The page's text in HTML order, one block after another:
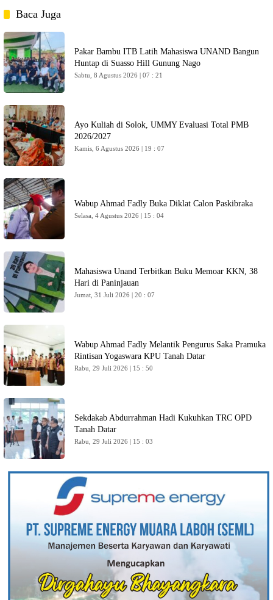
Baca Juga
Pakar Bambu ITB Latih Mahasiswa UNAND Bangun
Huntap di Suasso Hill Gunung Nago
Sabtu, 8 Agustus 2026 | 07 : 21
Ayo Kuliah di Solok, UMMY Evaluasi Total PMB
2026/2027
Kamis, 6 Agustus 2026 | 19 : 07
Wabup Ahmad Fadly Buka Diklat Calon Paskibraka
Selasa, 4 Agustus 2026 | 15 : 04
Mahasiswa Unand Terbitkan Buku Memoar KKN, 38
Hari di Paninjauan
Jumat, 31 Juli 2026 | 20 : 07
Wabup Ahmad Fadly Melantik Pengurus Saka Pramuka
Rintisan Yogaswara KPU Tanah Datar
Rabu, 29 Juli 2026 | 15 : 50
Sekdakab Abdurrahman Hadi Kukuhkan TRC OPD
Tanah Datar
Rabu, 29 Juli 2026 | 15 : 03